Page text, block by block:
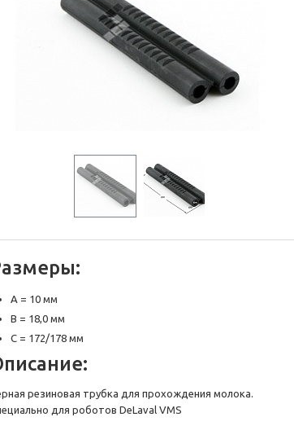
A = 10 мм
B = 18,0 мм
C = 172/178 мм
резиновая трубка для прохождения молока.
для роботов DeLaval VMS